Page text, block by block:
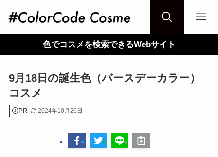
色でコスメを検索できるWebサイト
9月18日の誕生色（バースデーカラー）
コスメ
PR 2024年10月26日